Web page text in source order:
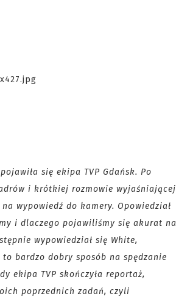
się ekipa TVP Gdańsk. Po
i krótkiej rozmowie wyjaśniającej
na wypowiedź do kamery. Opowiedział
i dlaczego pojawiliśmy się akurat na
wypowiedział się White,
bardzo dobry sposób na spędzanie
ekipa TVP skończyła reportaż,
poprzednich zadań, czyli